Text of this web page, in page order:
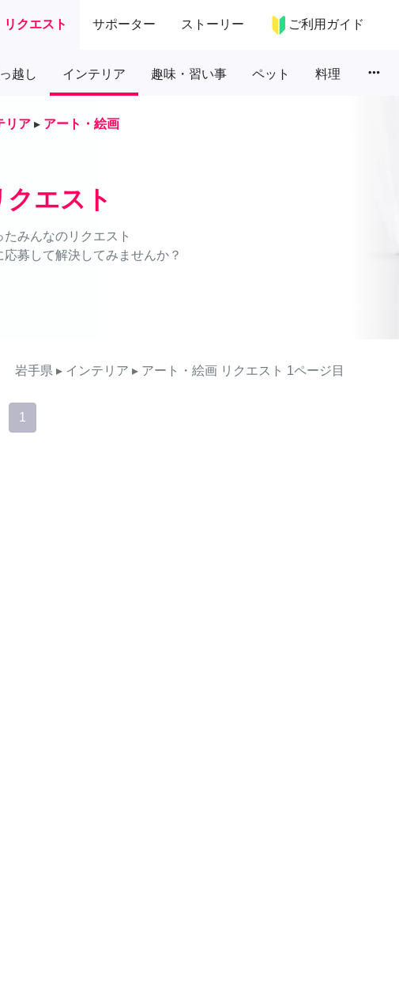
リクエスト サポーター ストーリー ご利用ガイド
越し インテリア 趣味・習い事 ペット 料理 more_horiz
リア ▸ アート・絵画
エスト
みんなのリクエスト
募して解決してみませんか？
岩手県 ▸ インテリア ▸ アート・絵画 リクエスト 1ページ目
1